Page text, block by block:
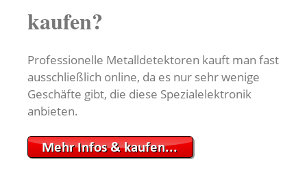
kaufen?
Professionelle Metalldetektoren kauft man fast
ausschließlich online, da es nur sehr wenige
Geschäfte gibt, die diese Spezialelektronik
anbieten.